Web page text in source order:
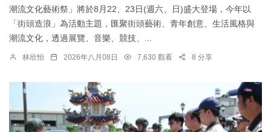
潮流文化藝術祭」將於8月22、23日(週六、日)盛大登場，今年以
「街頭造浪」為活動主題，匯聚街頭藝術、青年創意、生活風格與
潮流文化，透過展覽、音樂、競技、...
林欣怡 2026年八月08日 7,630 觀看 8 分享